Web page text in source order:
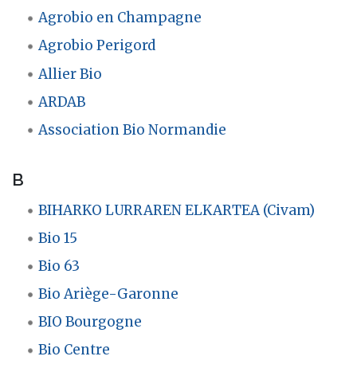
Agrobio en Champagne
Agrobio Perigord
Allier Bio
ARDAB
Association Bio Normandie
B
BIHARKO LURRAREN ELKARTEA (Civam)
Bio 15
Bio 63
Bio Ariège-Garonne
BIO Bourgogne
Bio Centre